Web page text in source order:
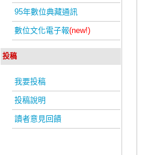
95年數位典藏通訊
數位文化電子報(new!)
投稿
我要投稿
投稿說明
讀者意見回饋